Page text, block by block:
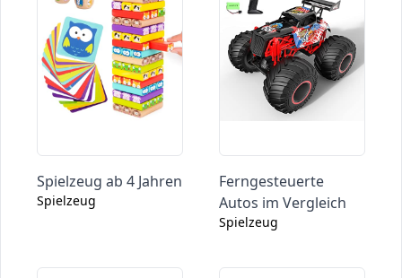
Spielzeug ab 4 Jahren
Spielzeug
Ferngesteuerte
Autos im Vergleich
Spielzeug